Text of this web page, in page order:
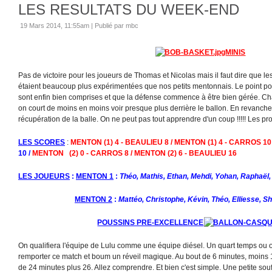
LES RESULTATS DU WEEK-END
19 Mars 2014, 11:55am | Publié par mbc
MINIS
Pas de victoire pour les joueurs de Thomas et Nicolas mais il faut dire que
étaient beaucoup plus expérimentées que nos petits mentonnais. Le point
sont enfin bien comprises et que la défense commence à être bien gérée.
on court de moins en moins voir presque plus derrière le ballon. En
récupération de la balle. On ne peut pas tout apprendre d'un coup !!!!! Les
LES SCORES : MENTON (1) 4 - BEAULIEU 8 / MENTON (1) 4 - CARROS 10
10 / MENTON (2) 0 - CARROS 8 / MENTON (2) 6 - BEAULIEU 16
LES JOUEURS : MENTON 1 : Théo, Mathis, Ethan, Mehdi, Yohan,
MENTON 2 : Mattéo, Christophe, Kévin, Théo, Elliesse,
POUSSINS PRE-EXCELLENCE
On qualifiera l'équipe de Lulu comme une équipe diésel. Un quart temps ou
remporter ce match et boum un réveil magique. Au bout de 6 minutes,
de 24 minutes plus 26. Allez comprendre. Et bien c'est simple. Une petite